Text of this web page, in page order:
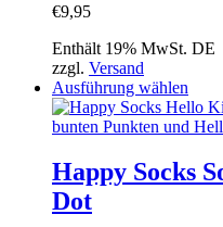
der
€9,95
Enthält 19% MwSt. DE
zzgl. Versand
Ausführung wählen
weist
auf.
Happy Socks
Dot